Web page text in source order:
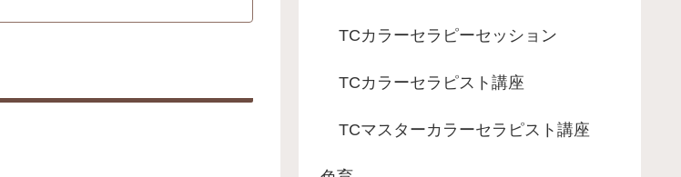
TCカラーセラピーセッション
TCカラーセラピスト講座
TCマスターカラーセラピスト講座